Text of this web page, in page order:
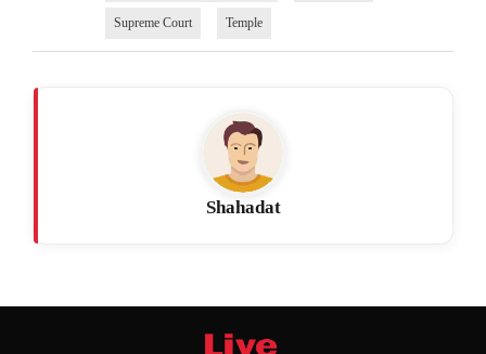
Supreme Court Temple
Shahadat